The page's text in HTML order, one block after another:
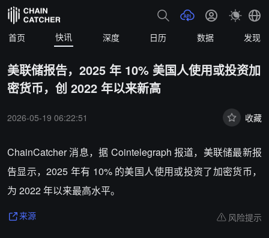
首页 快讯 深度 日历 数据 发现
美联储报告，2025 年 10% 美国人使用或投资加
密货币，创 2022 年以来新高
2026-05-19 06:22:51 收藏
ChainCatcher 消息，据 Cointelegraph 报道，美联储最新报
告显示，2025 年有 10% 的美国人使用或投资了加密货币，
为 2022 年以来最高水平。
来源 风险提示